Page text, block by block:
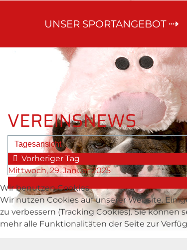
UNSER SPORTANGEBOT
VEREINSNEWS
Tagesansicht
Vorheriger Tag
Mittwoch, 29. Januar 2025
Wir benutzen Cookies
Wir nutzen Cookies auf unserer Website.
zu verbessern (Tracking Cookies). Sie
mehr alle Funktionalitäten der Seite zur